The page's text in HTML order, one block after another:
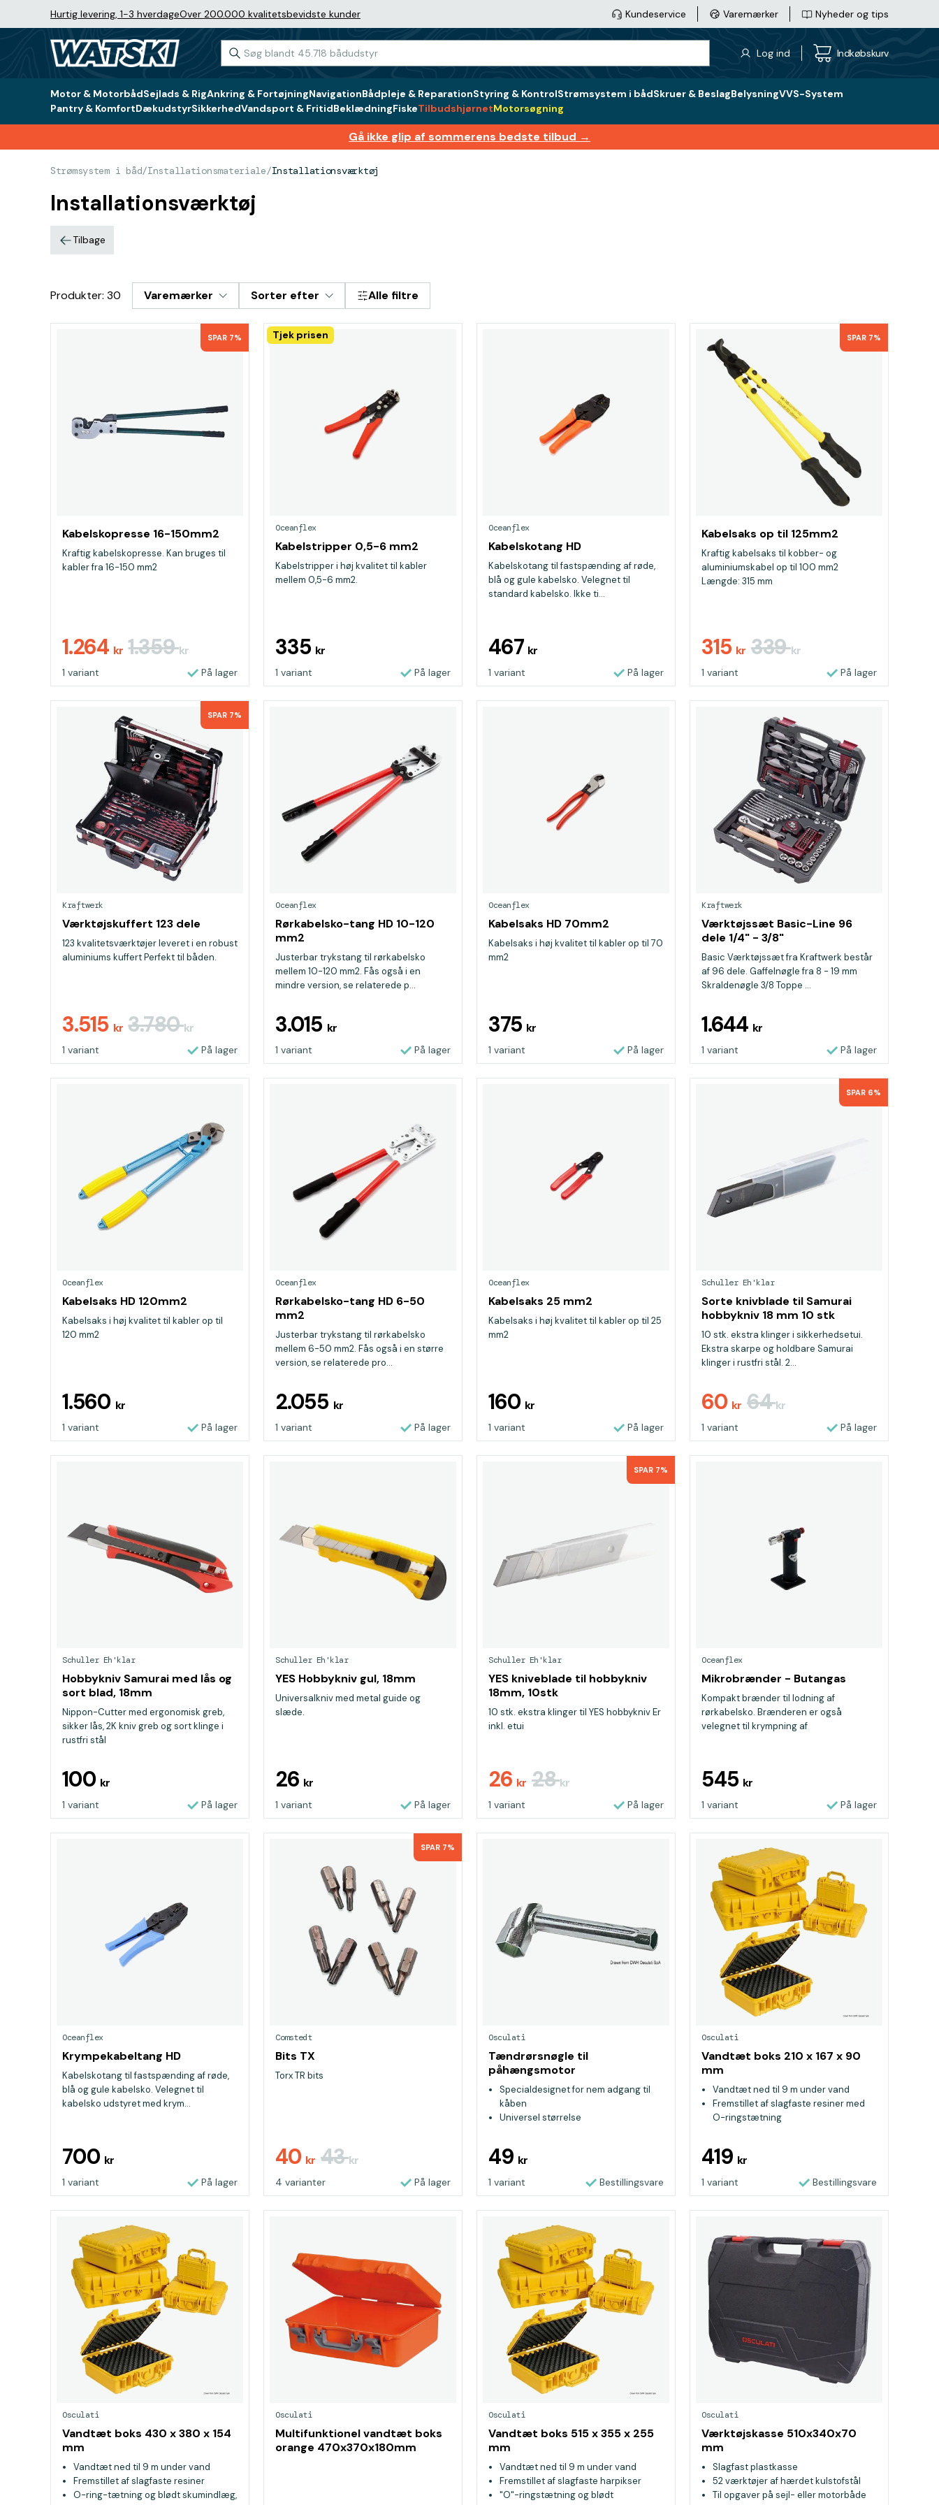
Hurtig levering, 1-3 hverdageOver 200.000 kvalitetsbevidste kunder Kundeservice Varemærker Nyheder og tips
Log ind Indkøbskurv
Motor & MotorbådSejlads & RigAnkring & FortøjningNavigationBådpleje & ReparationStyring & KontrolStrømsystem i bådSkruer & BeslagBelysningVVS-System
Pantry & KomfortDækudstyrSikkerhedVandsport & FritidBeklædningFiskeTilbudshjørnetMotorsøgning
Gå ikke glip af sommerens bedste tilbud →
Strømsystem i båd/Installationsmateriale/Installationsværktøj
Installationsværktøj
Tilbage
Produkter: 30 Varemærker Sorter efter Alle filtre
SPAR 7%
Kabelskopresse 16-150mm2
Kraftig kabelskopresse. Kan bruges til
kabler fra 16-150 mm2
1.264 kr 1.359kr
1 variant På lager
Tjek prisen
Oceanflex
Kabelstripper 0,5-6 mm2
Kabelstripper i høj kvalitet til kabler
mellem 0,5-6 mm2.
335 kr
1 variant På lager
Oceanflex
Kabelskotang HD
Kabelskotang til fastspænding af røde,
blå og gule kabelsko. Velegnet til
standard kabelsko. Ikke ti...
467 kr
1 variant På lager
SPAR 7%
Kabelsaks op til 125mm2
Kraftig kabelsaks til kobber- og
aluminiumskabel op til 100 mm2
Længde: 315 mm
315 kr 339kr
1 variant På lager
SPAR 7%
Kraftwerk
Værktøjskuffert 123 dele
123 kvalitetsværktøjer leveret i en robust
aluminiums kuffert Perfekt til båden.
3.515 kr 3.780kr
1 variant På lager
Oceanflex
Rørkabelsko-tang HD 10-120
mm2
Justerbar trykstang til rørkabelsko
mellem 10-120 mm2. Fås også i en
mindre version, se relaterede p...
3.015 kr
1 variant På lager
Oceanflex
Kabelsaks HD 70mm2
Kabelsaks i høj kvalitet til kabler op til 70
mm2
375 kr
1 variant På lager
Kraftwerk
Værktøjssæt Basic-Line 96
dele 1/4" - 3/8"
Basic Værktøjssæt fra Kraftwerk består
af 96 dele. Gaffelnøgle fra 8 - 19 mm
Skraldenøgle 3/8 Toppe ...
1.644 kr
1 variant På lager
Oceanflex
Kabelsaks HD 120mm2
Kabelsaks i høj kvalitet til kabler op til
120 mm2
1.560 kr
1 variant På lager
Oceanflex
Rørkabelsko-tang HD 6-50
mm2
Justerbar trykstang til rørkabelsko
mellem 6-50 mm2. Fås også i en større
version, se relaterede pro...
2.055 kr
1 variant På lager
Oceanflex
Kabelsaks 25 mm2
Kabelsaks i høj kvalitet til kabler op til 25
mm2
160 kr
1 variant På lager
SPAR 6%
Schuller Eh'klar
Sorte knivblade til Samurai
hobbykniv 18 mm 10 stk
10 stk. ekstra klinger i sikkerhedsetui.
Ekstra skarpe og holdbare Samurai
klinger i rustfri stål. 2...
60 kr 64kr
1 variant På lager
Schuller Eh'klar
Hobbykniv Samurai med lås og
sort blad, 18mm
Nippon-Cutter med ergonomisk greb,
sikker lås, 2K kniv greb og sort klinge i
rustfri stål
100 kr
1 variant På lager
Schuller Eh'klar
YES Hobbykniv gul, 18mm
Universalkniv med metal guide og
slæde.
26 kr
1 variant På lager
SPAR 7%
Schuller Eh'klar
YES kniveblade til hobbykniv
18mm, 10stk
10 stk. ekstra klinger til YES hobbykniv Er
inkl. etui
26 kr 28kr
1 variant På lager
Oceanflex
Mikrobrænder - Butangas
Kompakt brænder til lodning af
rørkabelsko. Brænderen er også
velegnet til krympning af
545 kr
1 variant På lager
Oceanflex
Krympekabeltang HD
Kabelskotang til fastspænding af røde,
blå og gule kabelsko. Velegnet til
kabelsko udstyret med krym...
700 kr
1 variant På lager
SPAR 7%
Comstedt
Bits TX
Torx TR bits
40 kr 43kr
4 varianter På lager
Osculati
Tændrørsnøgle til
påhængsmotor
Specialdesignet for nem adgang til
kåben
Universel størrelse
49 kr
1 variant Bestillingsvare
Osculati
Vandtæt boks 210 x 167 x 90
mm
Vandtæt ned til 9 m under vand
Fremstillet af slagfaste resiner med
O-ringstætning
419 kr
1 variant Bestillingsvare
Osculati
Vandtæt boks 430 x 380 x 154
mm
Vandtæt ned til 9 m under vand
Fremstillet af slagfaste resiner
O-ring-tætning og blødt skumindlæg,
Osculati
Multifunktionel vandtæt boks
orange 470x370x180mm
Osculati
Vandtæt boks 515 x 355 x 255
mm
Vandtæt ned til 9 m under vand
Fremstillet af slagfaste harpikser
"O"-ringstætning og blødt
Osculati
Værktøjskasse 510x340x70
mm
Slagfast plastkasse
52 værktøjer af hærdet kulstofstål
Til opgaver på sejl- eller motorbåde